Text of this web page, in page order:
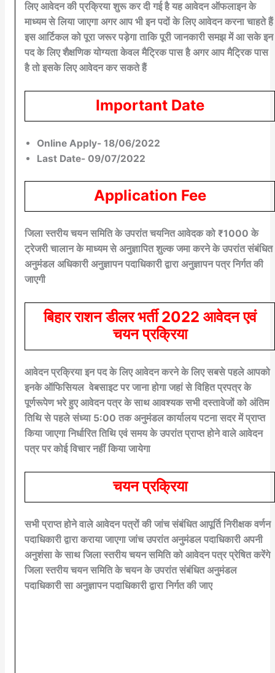
लिए आवेदन की प्रक्रिया शुरू कर दी गई है यह आवेदन ऑफलाइन के
माध्यम से लिया जाएगा अगर आप भी इन पदों के लिए आवेदन करना चाहते हैं
इस आर्टिकल को पूरा जरूर पड़ेगा ताकि पूरी जानकारी समझ में आ सके इन
पद के लिए शैक्षणिक योग्यता केवल मैट्रिक पास है अगर आप मैट्रिक पास
है तो इसके लिए आवेदन कर सकते हैं
Important Date
Online Apply- 18/06/2022
Last Date- 09/07/2022
Application Fee
जिला स्तरीय चयन समिति के उपरांत चयनित आवेदक को ₹1000 के
ट्रेजरी चालान के माध्यम से अनुज्ञापित शुल्क जमा करने के उपरांत संबंधित
अनुमंडल अधिकारी अनुज्ञापन पदाधिकारी द्वारा अनुज्ञापन पत्र निर्गत की
जाएगी
बिहार राशन डीलर भर्ती 2022 आवेदन एवं
चयन प्रक्रिया
आवेदन प्रक्रिया इन पद के लिए आवेदन करने के लिए सबसे पहले आपको
इनके ऑफिसियल वेबसाइट पर जाना होगा जहां से विहित प्रपत्र के
पूर्णरूपेण भरे हुए आवेदन पत्र के साथ आवश्यक सभी दस्तावेजों को अंतिम
तिथि से पहले संध्या 5:00 तक अनुमंडल कार्यालय पटना सदर में प्राप्त
किया जाएगा निर्धारित तिथि एवं समय के उपरांत प्राप्त होने वाले आवेदन
पत्र पर कोई विचार नहीं किया जायेगा
चयन प्रक्रिया
सभी प्राप्त होने वाले आवेदन पत्रों की जांच संबंधित आपूर्ति निरीक्षक वर्णन
पदाधिकारी द्वारा कराया जाएगा जांच उपरांत अनुमंडल पदाधिकारी अपनी
अनुशंसा के साथ जिला स्तरीय चयन समिति को आवेदन पत्र प्रेषित करेंगे
जिला स्तरीय चयन समिति के चयन के उपरांत संबंधित अनुमंडल
पदाधिकारी सा अनुज्ञापन पदाधिकारी द्वारा निर्गत की जाए